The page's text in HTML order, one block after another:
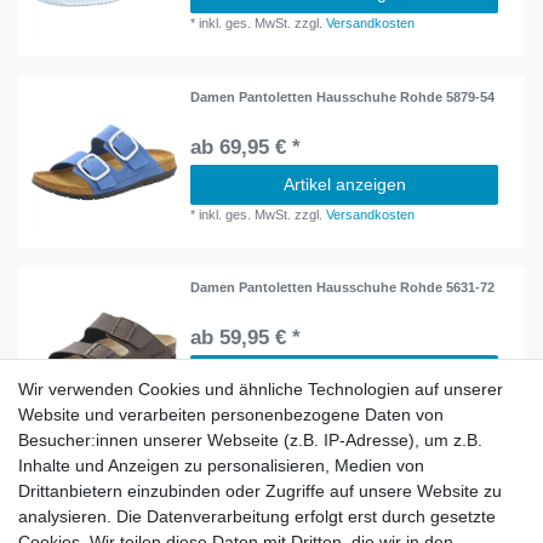
*inkl. ges. MwSt. zzgl.Versandkosten
Damen Pantoletten Hausschuhe Rohde 5879-54
ab 69,95 € *
Artikel anzeigen
*inkl. ges. MwSt. zzgl.Versandkosten
Damen Pantoletten Hausschuhe Rohde 5631-72
ab 59,95 € *
Herren Pantoletten Rohde 5920-90 + 5921-90
ab 59,95 € *
Wir verwenden Cookies und ähnliche Technologien auf unserer
Website und verarbeiten personenbezogene Daten von
Besucher:innen unserer Webseite (z.B. IP-Adresse), um z.B.
Inhalte und Anzeigen zu personalisieren, Medien von
Drittanbietern einzubinden oder Zugriffe auf unsere Website zu
analysieren. Die Datenverarbeitung erfolgt erst durch gesetzte